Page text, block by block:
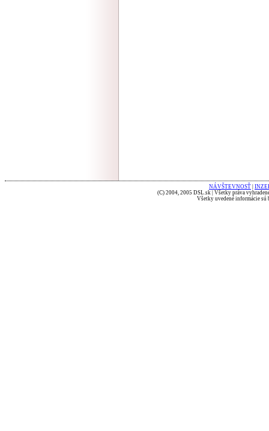
NÁVŠTEVNOSŤ
(C) 2004, 2005 DSL.sk | Všetky práva
Všetky uvedené informácie sú